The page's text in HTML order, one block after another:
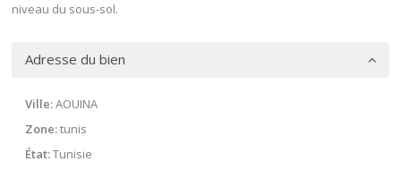
niveau du sous-sol.
Adresse du bien
Ville:AOUINA
Zone:tunis
État:Tunisie